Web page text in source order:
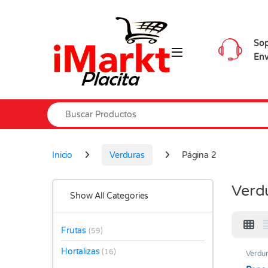
Search for:
Inicio Verduras Página 2
Show All Categories
Frutas(59)
Hortalizas(16)